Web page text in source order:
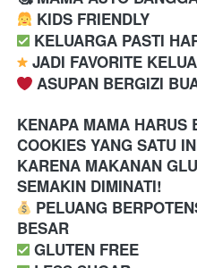
KIDS FRIENDLY
KELUARGA PASTI
JADI FAVORITE
ASUPAN BERGIZI
KENAPA MAMA HARUS
COOKIES YANG SATU
KARENA MAKANAN
SEMAKIN DIMINATI!
PELUANG
BESAR
️ GLUTEN FREE